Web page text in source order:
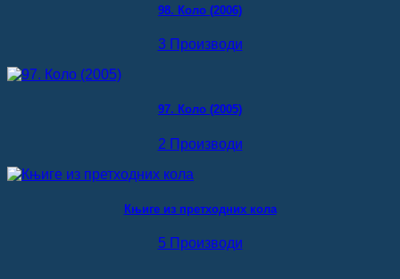
98. Коло (2006)
3 Производи
97. Коло (2005)
2 Производи
Књиге из претходних кола
5 Производи